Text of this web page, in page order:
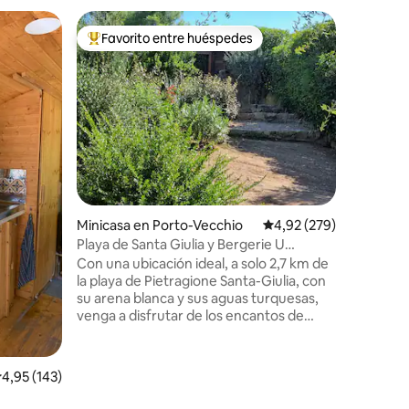
destacados
promedio: 4,95 de 5. 143 evaluaciones
4,95 (143)
Favorito entre los huéspedes más destacados
Favorito entre huéspedes
Minicasa en Porto-Vecchio Calificación promedio:
4,92 (279)
Playa de Santa Giulia y Bergerie U
Caseddu
Con una ubicación ideal, a solo 2,7 km de
la playa de Pietragione Santa-Giulia, con
su arena blanca y sus aguas turquesas,
venga a disfrutar de los encantos de